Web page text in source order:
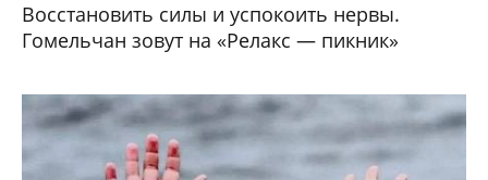
Восстановить силы и успокоить нервы.
Гомельчан зовут на «Релакс — пикник»